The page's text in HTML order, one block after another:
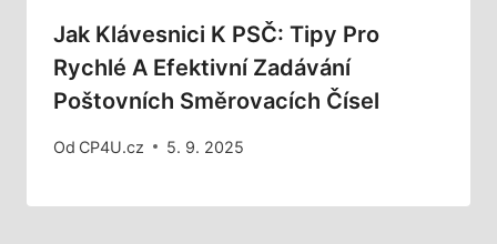
Jak Klávesnici K PSČ: Tipy Pro
Rychlé A Efektivní Zadávání
Poštovních Směrovacích Čísel
Od CP4U.cz 5. 9. 2025